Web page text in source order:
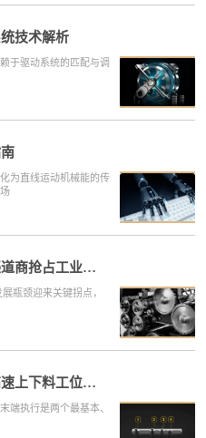
技术解析
于驱动系统的匹配与调
为直线运动机械能的传
产品赋能，模式加持：米思米渠道商抢占工业品渠道新红利
瓶颈迎来关键拐点，
直线电机模组搭配电动夹爪：高速上下料工位增效方案解析
端执行是两个最基本、